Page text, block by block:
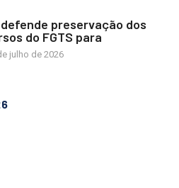
defende preservação dos
do FGTS para
julho de 2026